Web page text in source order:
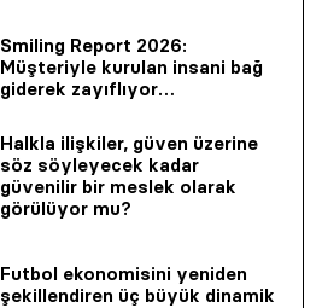
Smiling Report 2026:
Müşteriyle kurulan insani bağ
giderek zayıflıyor…
Halkla ilişkiler, güven üzerine
söz söyleyecek kadar
güvenilir bir mes­lek olarak
görülüyor mu?
Futbol ekonomisini yeniden
şekillendiren üç büyük dinamik